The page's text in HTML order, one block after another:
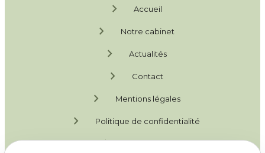
chevron_right Accueil
chevron_right Notre cabinet
chevron_right Actualités
chevron_right Contact
chevron_right Mentions légales
chevron_right Politique de confidentialité
chevron_right Plan du site